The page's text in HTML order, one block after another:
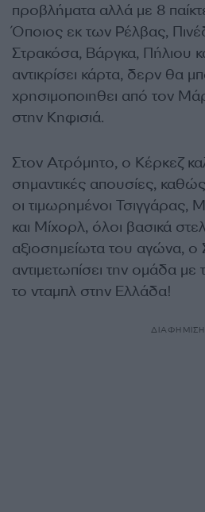
προβλήματα αλλά με 8
Όποιος εκ των Ρέλβας,
Στρακόσα, Βάργκα, Πήλιου
αντικρίσει κάρτα, δερν θα
χρησιμοποιηθει από τον
στην Κηφισιά.
Στον Ατρόμητο, ο Κέρκεζ
σημαντικές απουσίες,
οι τιμωρημένοι
και Μίχορλ, όλοι βασικά
αξιοσημείωτα του αγώνα, ο
αντιμετωπίσει την ομάδα με
το νταμπλ στην Ελλάδα!
ΔΙΑΦΗΜΙΣΗ